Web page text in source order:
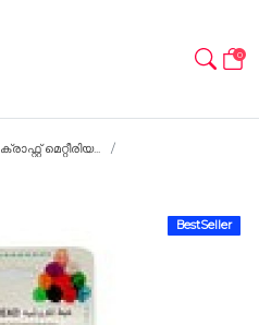
0
ക്രാഫ്റ്റ് മെറ്റീരിയ...
BestSeller